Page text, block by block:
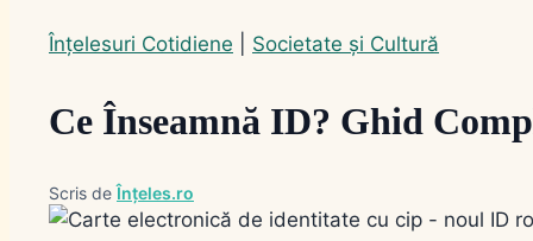
Înțelesuri Cotidiene Societate și Cultură
Ce Înseamnă ID? Ghid
Scris de Înțeles.ro